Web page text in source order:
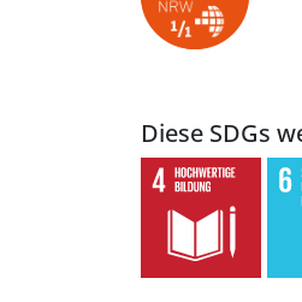
Diese SDGs